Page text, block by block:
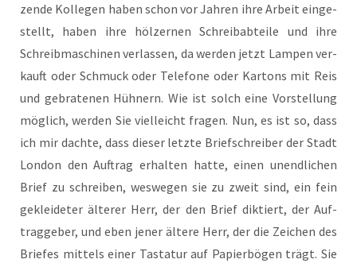
zen­de Kol­le­gen haben schon vor Jah­ren ihre Arbeit ein­ge­
stellt, haben ihre höl­zer­nen Schreib­ab­tei­le und ihre
Schreib­ma­schi­nen ver­las­sen, da wer­den jetzt Lam­pen ver­
kauft oder Schmuck oder Tele­fo­ne oder Kar­tons mit Reis
und gebra­te­nen Hüh­nern. Wie ist solch eine Vor­stel­lung
mög­lich, wer­den Sie viel­leicht fra­gen. Nun, es ist so, dass
ich mir dach­te, dass die­ser letz­te Brief­schrei­ber der Stadt
Lon­don den Auf­trag erhal­ten hat­te, einen unend­li­chen
Brief zu schrei­ben, wes­we­gen sie zu zweit sind, ein fein
geklei­de­ter älte­rer Herr, der den Brief dik­tiert, der Auf­
trag­ge­ber, und eben jener älte­re Herr, der die Zei­chen des
Brie­fes mit­tels einer Tas­ta­tur auf Papier­bö­gen trägt. Sie